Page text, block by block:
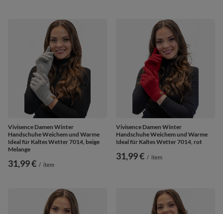
Vivisence Damen Winter
Handschuhe Weichem und Warme
Ideal für Kaltes Wetter 7014, beige
Melange
31,99 € / item
Vivisence Damen Winter
Handschuhe Weichem und Warme
Ideal für Kaltes Wetter 7014, rot
31,99 € / item